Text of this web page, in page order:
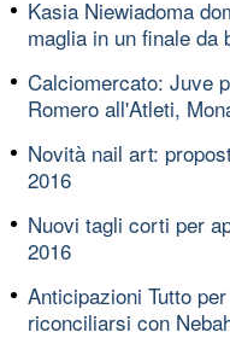
Kasia Niewiadoma
maglia in un finale da
Calciomercato: Juve
Romero all'Atleti,
Novità nail art:
2016
Nuovi tagli corti per
2016
Anticipazioni Tutto
riconciliarsi con